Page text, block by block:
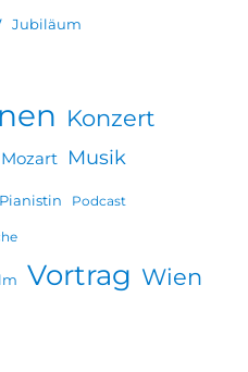
Jubiläum
Konzert
Mozart Musik
Pianistin Podcast
Vortrag Wien